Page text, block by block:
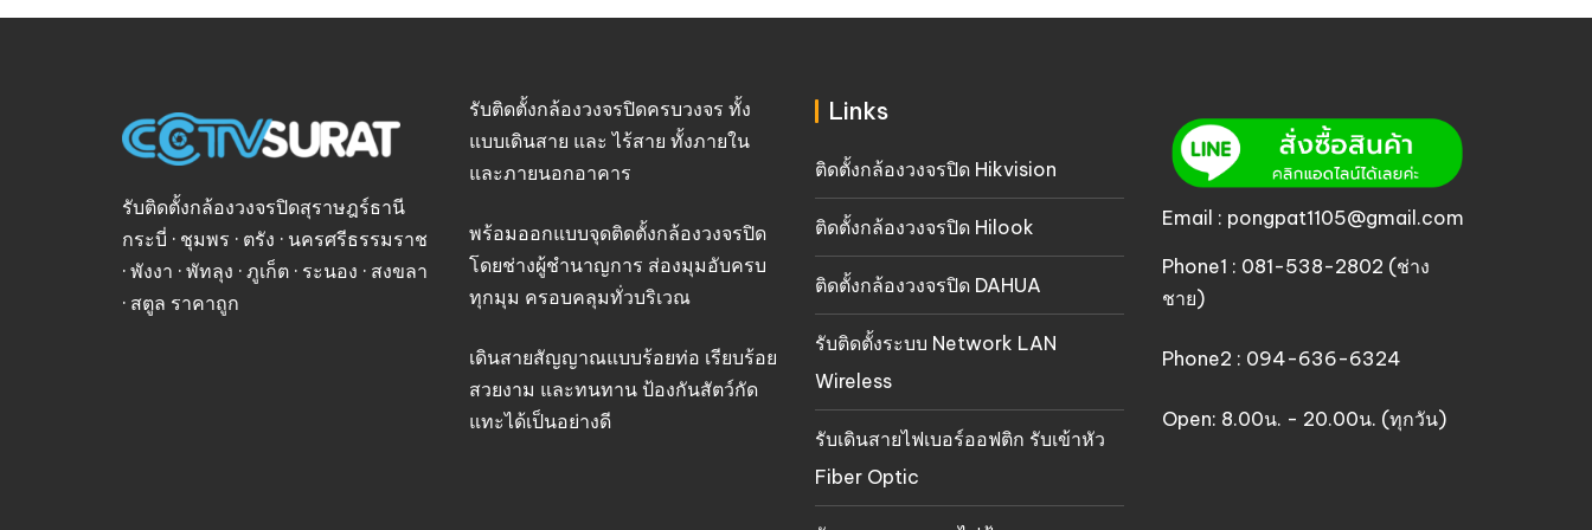
รับติดตั้งกล้องวงจรปิดสุราษฎร์ธานี
กระบี่ · ชุมพร · ตรัง · นครศรีธรรมราช
· พังงา · พัทลุง · ภูเก็ต · ระนอง · สงขลา
· สตูล ราคาถูก
รับติดตั้งกล้องวงจรปิดครบวงจร ทั้ง
แบบเดินสาย และ ไร้สาย ทั้งภายใน
และภายนอกอาคาร
พร้อมออกแบบจุดติดตั้งกล้องวงจรปิด
โดยช่างผู้ชำนาญการ ส่องมุมอับครบ
ทุกมุม ครอบคลุมทั่วบริเวณ
เดินสายสัญญาณแบบร้อยท่อ เรียบร้อย
สวยงาม และทนทาน ป้องกันสัตว์กัด
แทะได้เป็นอย่างดี
Links
ติดตั้งกล้องวงจรปิด Hikvision
ติดตั้งกล้องวงจรปิด Hilook
ติดตั้งกล้องวงจรปิด DAHUA
รับติดตั้งระบบ Network LAN
Wireless
รับเดินสายไฟเบอร์ออฟติก รับเข้าหัว
Fiber Optic
Email : pongpat1105@gmail.com
Phone1 : 081-538-2802 (ช่าง
ชาย)
Phone2 : 094-636-6324
Open: 8.00น. - 20.00น. (ทุกวัน)